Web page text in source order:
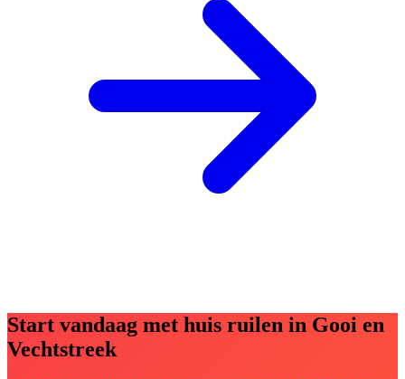
Start vandaag met huis ruilen in Gooi en
Vechtstreek